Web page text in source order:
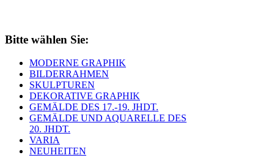
Bitte wählen Sie:
MODERNE GRAPHIK
BILDERRAHMEN
SKULPTUREN
DEKORATIVE GRAPHIK
GEMÄLDE DES 17.-19. JHDT.
GEMÄLDE UND AQUARELLE DES
20. JHDT.
VARIA
NEUHEITEN